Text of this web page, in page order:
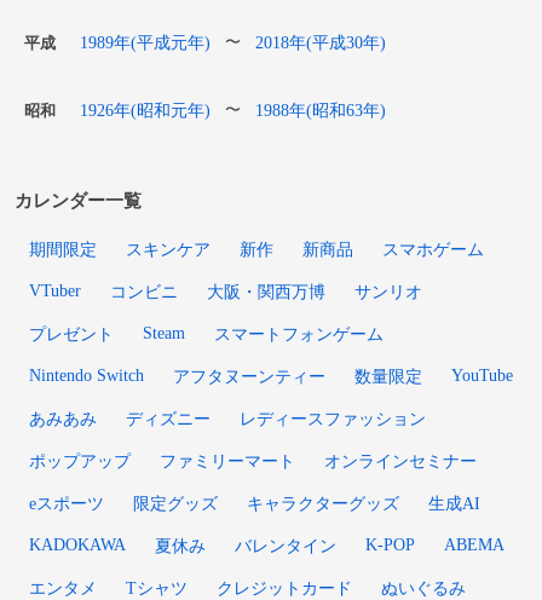
平成 1989年(平成元年) 〜 2018年(平成30年)
昭和 1926年(昭和元年) 〜 1988年(昭和63年)
カレンダー一覧
期間限定 スキンケア 新作 新商品 スマホゲーム
VTuber コンビニ 大阪・関西万博 サンリオ
プレゼント Steam スマートフォンゲーム
Nintendo Switch アフタヌーンティー 数量限定 YouTube
あみあみ ディズニー レディースファッション
ポップアップ ファミリーマート オンラインセミナー
eスポーツ 限定グッズ キャラクターグッズ 生成AI
KADOKAWA 夏休み バレンタイン K-POP ABEMA
エンタメ Tシャツ クレジットカード ぬいぐるみ